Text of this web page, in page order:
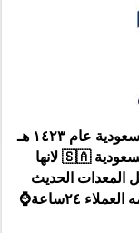
هي أول شركة تاسسة في المملكة العربية السعودية عام ١٤٢٣ هـ
وهي افضل شركة تنظيف بالمملكه العربية السعودية 🇸🇦 لانها
المعدات الحديث
ويوجد لدينا ايضاً افضل المواد المستورده خدمه العملاء ٢٤ساعة⌚